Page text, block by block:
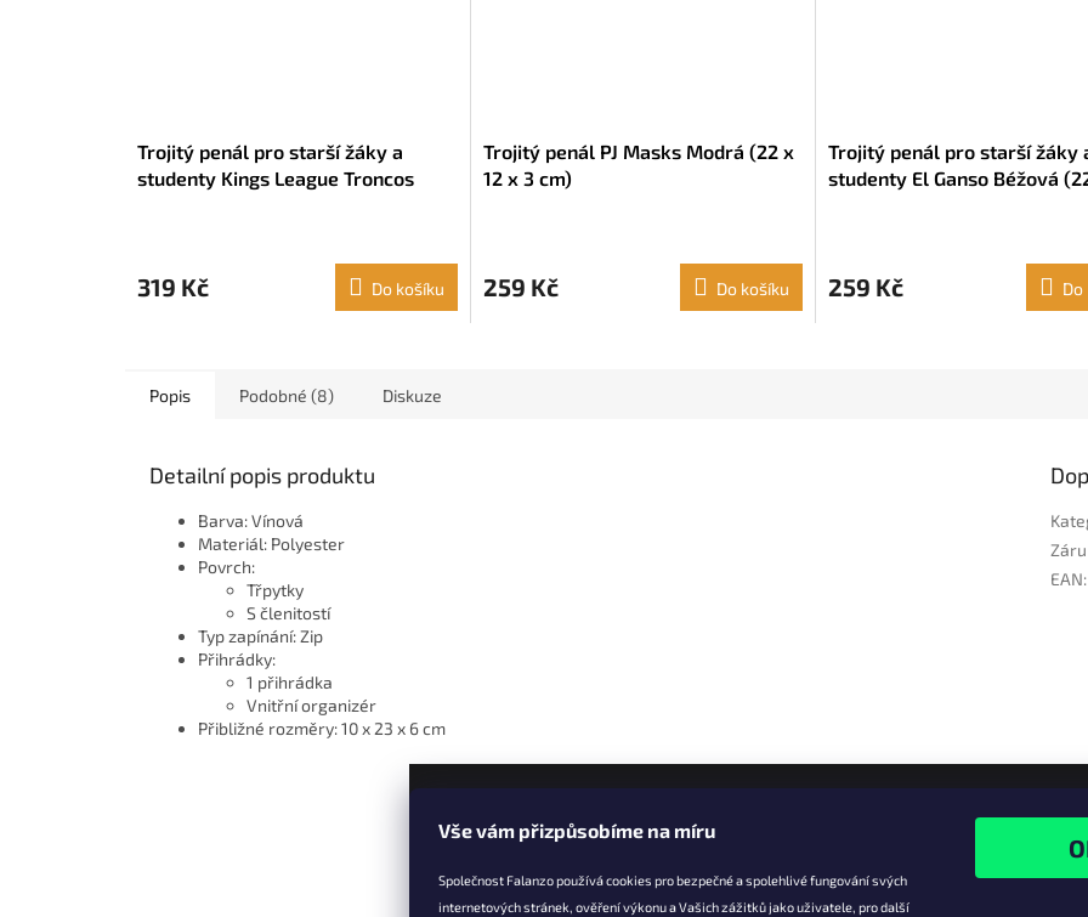
Vše vám přizpůsobíme na míru
Společnost Falanzo používá cookies pro bezpečné a spolehlivé fungování svých
internetových stránek, ověření výkonu a Vašich zážitků jako uživatele, pro další
Trojitý penál pro starší žáky a
studenty Kings League Troncos
319 Kč Do košíku
Trojitý penál PJ Masks Modrá (22 x
12 x 3 cm)
259 Kč Do košíku
Trojitý penál pro starší žáky
studenty El Ganso Béžová
259 Kč Do
Popis Podobné (8) Diskuze
Detailní popis produktu
Barva: Vínová
Materiál: Polyester
Povrch:
Třpytky
S členitostí
Typ zapínání: Zip
Přihrádky:
1 přihrádka
Vnitřní organizér
Přibližné rozměry: 10 x 23 x 6 cm
EAN: